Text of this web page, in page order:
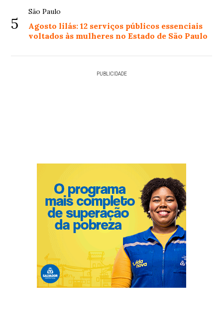
5
São Paulo
Agosto lilás: 12 serviços públicos essenciais
voltados às mulheres no Estado de São Paulo
PUBLICIDADE